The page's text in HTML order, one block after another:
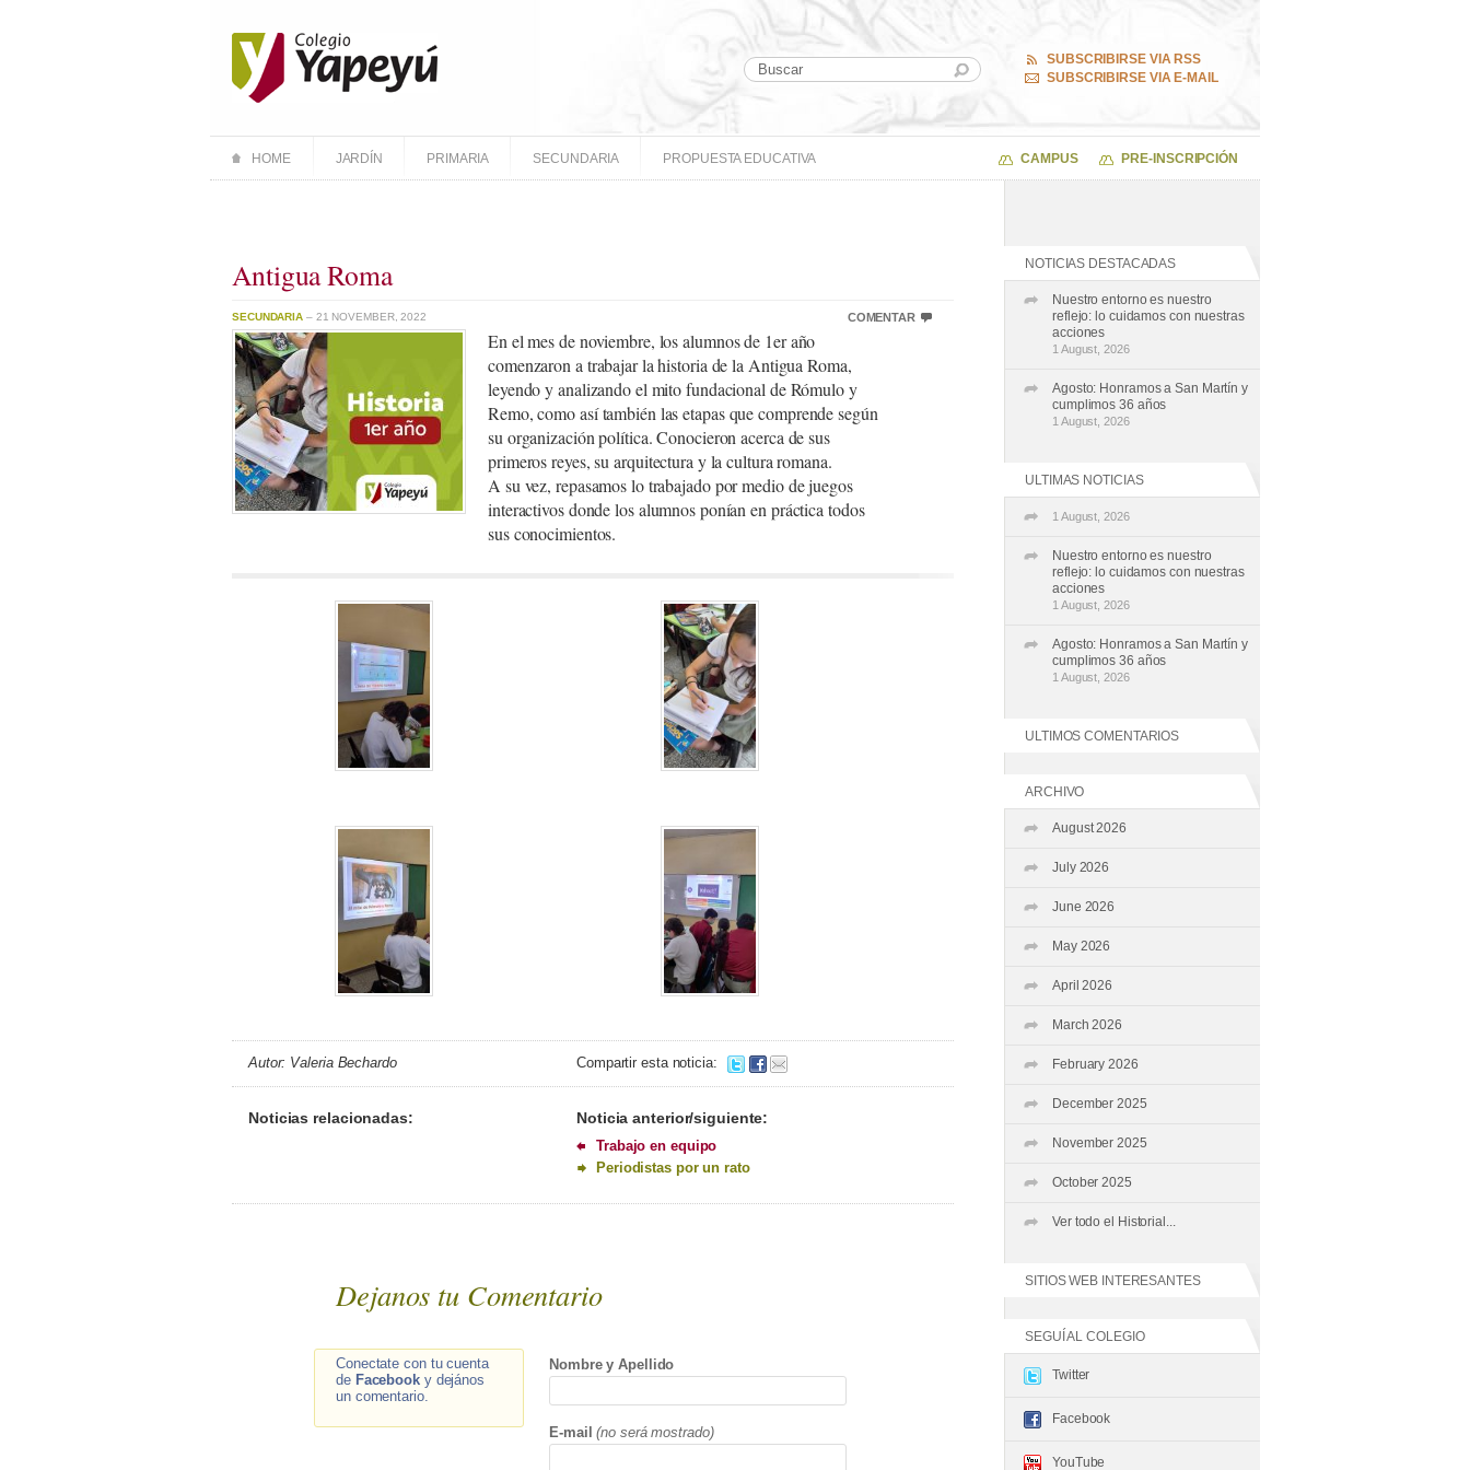
SUBSCRIBIRSE VIA RSS
SUBSCRIBIRSE VIA E-MAIL
HOME JARDÍN PRIMARIA SECUNDARIA PROPUESTA EDUCATIVA CAMPUS PRE-INSCRIPCIÓN
Antigua Roma
SECUNDARIA – 21 NOVEMBER, 2022 COMENTAR
En el mes de noviembre, los alumnos de 1er año
comenzaron a trabajar la historia de la Antigua Roma,
leyendo y analizando el mito fundacional de Rómulo y
Remo, como así también las etapas que comprende según
su organización política. Conocieron acerca de sus
primeros reyes, su arquitectura y la cultura romana.
A su vez, repasamos lo trabajado por medio de juegos
interactivos donde los alumnos ponían en práctica todos
sus conocimientos.
Autor: Valeria Bechardo Compartir esta noticia:
Noticias relacionadas: Noticia anterior/siguiente:
Trabajo en equipo
Periodistas por un rato
Dejanos tu Comentario
Conectate con tu cuenta
de Facebooky dejános
un comentario.
Nombre y Apellido
E-mail (no será mostrado)
NOTICIAS DESTACADAS
Nuestro entorno es nuestro
reflejo: lo cuidamos con nuestras
acciones
1 August, 2026
Agosto: Honramos a San Martín y
cumplimos 36 años
1 August, 2026
ULTIMAS NOTICIAS
1 August, 2026
Nuestro entorno es nuestro
reflejo: lo cuidamos con nuestras
acciones
1 August, 2026
Agosto: Honramos a San Martín y
cumplimos 36 años
1 August, 2026
ULTIMOS COMENTARIOS
ARCHIVO
August 2026
July 2026
June 2026
May 2026
April 2026
March 2026
February 2026
December 2025
November 2025
October 2025
Ver todo el Historial...
SITIOS WEB INTERESANTES
SEGUÍ AL COLEGIO
Twitter
Facebook
YouTube